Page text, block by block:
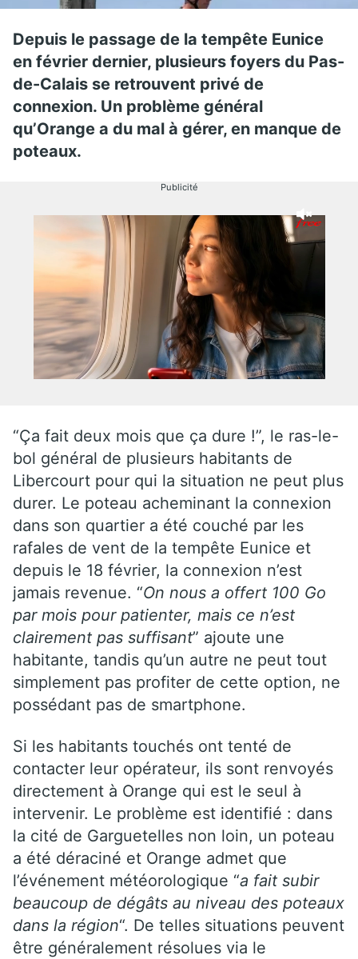
Depuis le passage de la tempête Eunice
en février dernier, plusieurs foyers du Pas-
de-Calais se retrouvent privé de
connexion. Un problème général
qu’Orange a du mal à gérer, en manque de
poteaux.
Publicité
“Ça fait deux mois que ça dure !”, le ras-le-
bol général de plusieurs habitants de
Libercourt pour qui la situation ne peut plus
durer. Le poteau acheminant la connexion
dans son quartier a été couché par les
rafales de vent de la tempête Eunice et
depuis le 18 février, la connexion n’est
jamais revenue. “On nous a offert 100 Go
par mois pour patienter, mais ce n’est
clairement pas suffisant” ajoute une
habitante, tandis qu’un autre ne peut tout
simplement pas profiter de cette option, ne
possédant pas de smartphone.
Si les habitants touchés ont tenté de
contacter leur opérateur, ils sont renvoyés
directement à Orange qui est le seul à
intervenir. Le problème est identifié : dans
la cité de Garguetelles non loin, un poteau
a été déraciné et Orange admet que
l’événement météorologique “a fait subir
beaucoup de dégâts au niveau des poteaux
dans la région“. De telles situations peuvent
être généralement résolues via le